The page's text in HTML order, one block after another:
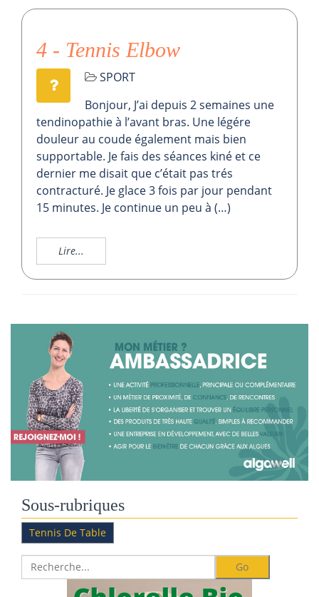
4 - Tennis Elbow
SPORT
Bonjour, J’ai depuis 2 semaines une
tendinopathie à l’avant bras. Une légére
douleur au coude également mais bien
supportable. Je fais des séances kiné et ce
dernier me disait que c’était pas trés
contracturé. Je glace 3 fois par jour pendant
15 minutes. Je continue un peu à (…)
Lire...
Sous-rubriques
Tennis De Table